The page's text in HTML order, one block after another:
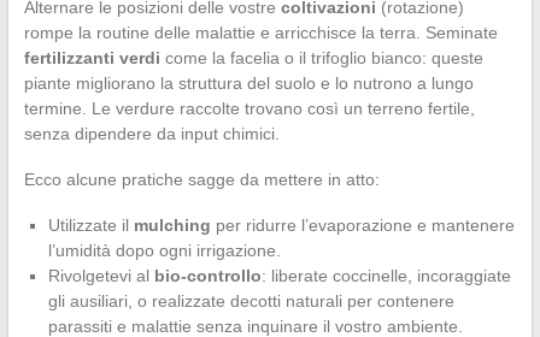
Alternare le posizioni delle vostre coltivazioni (rotazione)
rompe la routine delle malattie e arricchisce la terra. Seminate
fertilizzanti verdi come la facelia o il trifoglio bianco: queste
piante migliorano la struttura del suolo e lo nutrono a lungo
termine. Le verdure raccolte trovano così un terreno fertile,
senza dipendere da input chimici.
Ecco alcune pratiche sagge da mettere in atto:
Utilizzate il mulching per ridurre l’evaporazione e mantenere
l’umidità dopo ogni irrigazione.
Rivolgetevi al bio-controllo: liberate coccinelle, incoraggiate
gli ausiliari, o realizzate decotti naturali per contenere
parassiti e malattie senza inquinare il vostro ambiente.